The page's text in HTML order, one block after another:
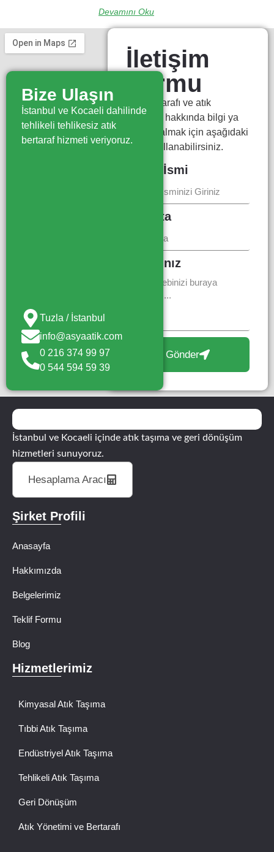
Devamını Oku
Bize Ulaşın
İstanbul ve Kocaeli dahilinde
tehlikeli tehlikesiz atık
bertaraf hizmeti veriyoruz.
Tuzla / İstanbul
info@asyaatik.com
0 216 374 99 97
0 544 594 59 39
İletişim
Formu
Atık bertarafı ve atık
yönetimi hakkında bilgi ya
da fiyat almak için aşağıdaki
formu kullanabilirsiniz.
Firma İsmi
E-Posta
Mesajınız
Gönder
İstanbul ve Kocaeli içinde atık taşıma ve geri dönüşüm
hizmetleri sunuyoruz.
Hesaplama Aracı
Şirket Profili
Anasayfa
Hakkımızda
Belgelerimiz
Teklif Formu
Blog
Hizmetlerimiz
Kimyasal Atık Taşıma
Tıbbi Atık Taşıma
Endüstriyel Atık Taşıma
Tehlikeli Atık Taşıma
Geri Dönüşüm
Atık Yönetimi ve Bertarafı